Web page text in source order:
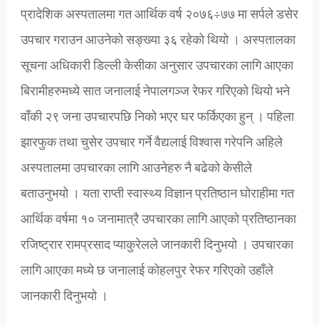
प्रादेशिक अस्पतालमा गत आर्थिक वर्ष २०७६÷७७ मा सर्पले डसेर
उपचार गराउन आउनेको सङ्ख्या ३६ रहेको थियो । अस्पतालका
सूचना अधिकारी डिल्ली केसीका अनुसार उपचारका लागि आएका
बिरामीहरुमध्ये सात जनालाई नेपालगञ्ज रेफर गरिएको थियो भने
वाँकी २९ जना उपचारपछि निको भएर घर फर्किएका हुन् । पहिला
झारफुक तथा चुसेर उपचार गर्ने वैद्यलाई विश्वास गरेपनि अहिले
अस्पतालमा उपचारका लागि आउनेहरु नै बढेको केसीले
बताउनुभयो । यता राप्ती स्वास्थ्य विज्ञान प्रतिष्ठान घोराहीमा गत
आर्थिक वर्षमा १० जनामात्रै उपचारका लागि आएको प्रतिष्ठानका
रजिष्ट्रार रामप्रसाद प्याकुरेलले जानकारी दिनुभयो । उपचारका
लागि आएका मध्ये छ जनालाई कोहलपुर रेफर गरिएको उहाँले
जानकारी दिनुभयो ।